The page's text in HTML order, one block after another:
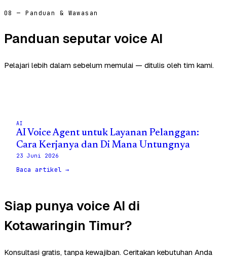
08 — Panduan & Wawasan
Panduan seputar voice AI
Pelajari lebih dalam sebelum memulai — ditulis oleh tim kami.
AI
AI Voice Agent untuk Layanan Pelanggan:
Cara Kerjanya dan Di Mana Untungnya
23 Juni 2026
Baca artikel →
Siap punya voice AI di
Kotawaringin Timur?
Konsultasi gratis, tanpa kewajiban. Ceritakan kebutuhan Anda